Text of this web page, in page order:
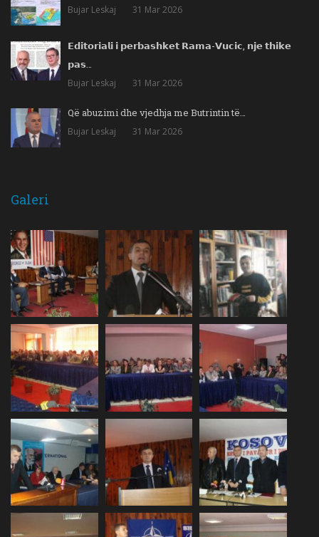
Bujar Leskaj 31 Mar 2026
𝗘𝗱𝗶𝘁𝗼𝗿𝗶𝗮𝗹𝗶 𝗶 𝗽𝗲𝗿𝗯𝗮𝘀𝗵𝗸𝗲𝘁 𝗥𝗮𝗺𝗮-𝗩𝘂𝗰𝗶𝗰, 𝗻𝗷𝗲 𝘁𝗵𝗶𝗸𝗲
𝗽𝗮𝘀…
Bujar Leskaj 31 Mar 2026
Që abuzimi dhe vjedhja me Butrintin të…
Bujar Leskaj 31 Mar 2026
Galeri